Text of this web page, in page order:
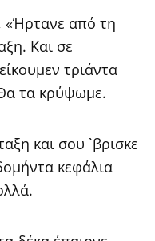
«Ήρτανε από τη
Και σε
τριάντα
τα κρύψωμε.
και σου `βρισκε
κεφάλια